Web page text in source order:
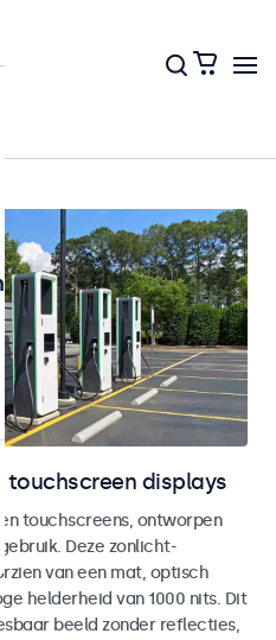
displays
touchscreens, ontworpen
Deze zonlicht-
van een mat, optisch
helderheid van 1000 nits. Dit
beeld zonder reflecties,